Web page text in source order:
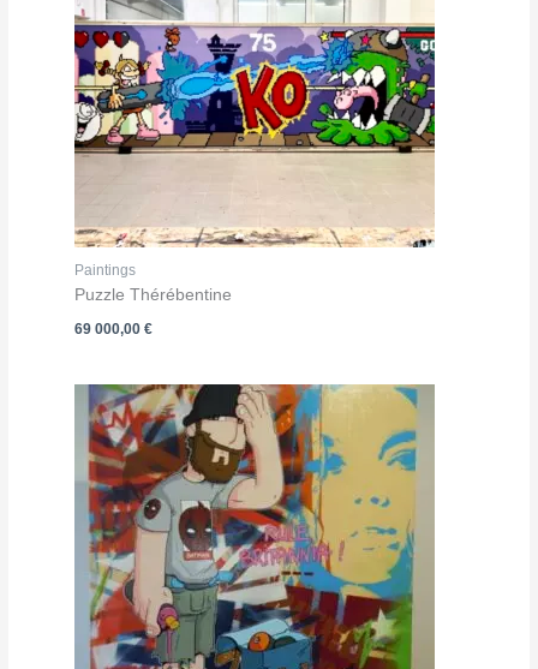
Paintings
Puzzle Thérébentine
69 000,00€